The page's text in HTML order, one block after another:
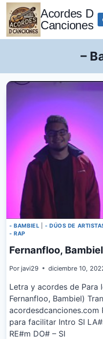
Saltar
contenido
Acordes D
Canciones
–
- BAMBIEL - DÚOS DE
- RAP
Fernanfloo,
Por javi29 diciembre 10,
Letra y acordes de Para
Fernanfloo, Bambiel)
acordesdcanciones.com
para facilitar Intro SI
RE#m DO# –